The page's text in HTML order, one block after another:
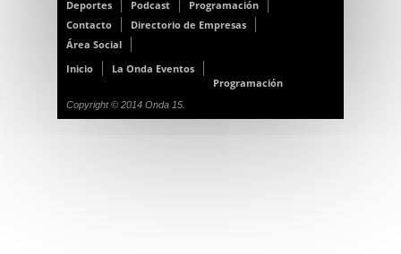
Deportes
Podcast
Programación
Contacto
Directorio de Empresas
Área Social
Inicio
La Onda Eventos
Programación
Copyright © 2014 Onda 15.